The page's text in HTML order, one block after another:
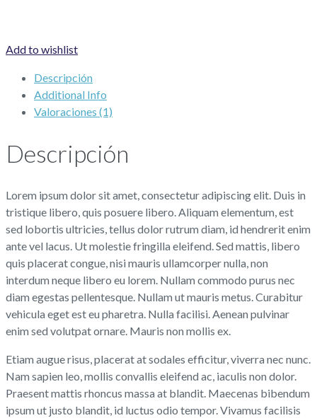
Add to wishlist
Descripción
Additional Info
Valoraciones (1)
Descripción
Lorem ipsum dolor sit amet, consectetur adipiscing elit. Duis in
tristique libero, quis posuere libero. Aliquam elementum, est
sed lobortis ultricies, tellus dolor rutrum diam, id hendrerit enim
ante vel lacus. Ut molestie fringilla eleifend. Sed mattis, libero
quis placerat congue, nisi mauris ullamcorper nulla, non
interdum neque libero eu lorem. Nullam commodo purus nec
diam egestas pellentesque. Nullam ut mauris metus. Curabitur
vehicula eget est eu pharetra. Nulla facilisi. Aenean pulvinar
enim sed volutpat ornare. Mauris non mollis ex.
Etiam augue risus, placerat at sodales efficitur, viverra nec nunc.
Nam sapien leo, mollis convallis eleifend ac, iaculis non dolor.
Praesent mattis rhoncus massa at blandit. Maecenas bibendum
ipsum ut justo blandit, id luctus odio tempor. Vivamus facilisis